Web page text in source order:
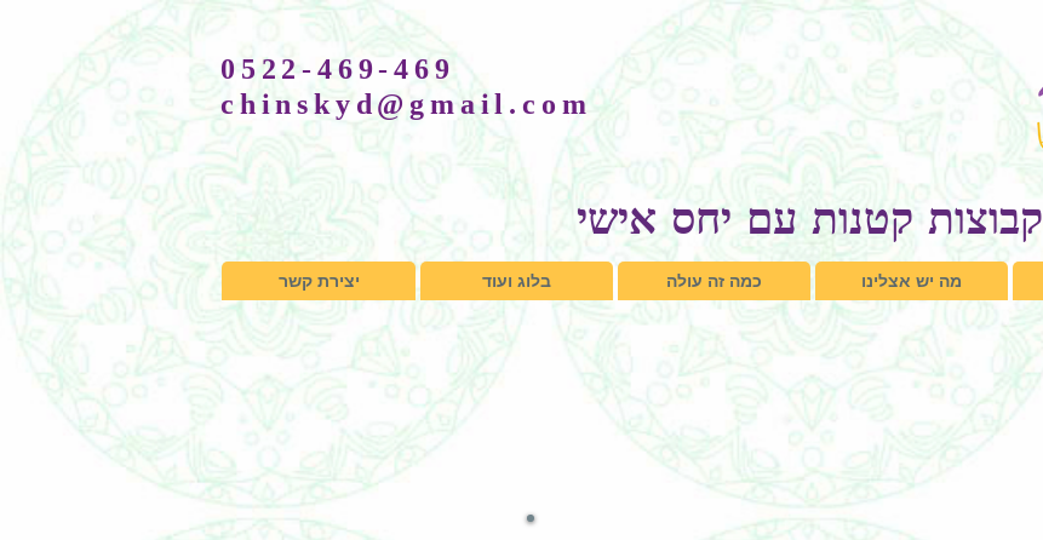
0522-469-469
chinskyd@gmail.com
קבוצות קטנות עם יחס אישי
יצירת קשר בלוג ועוד כמה זה עולה מה יש אצלינו